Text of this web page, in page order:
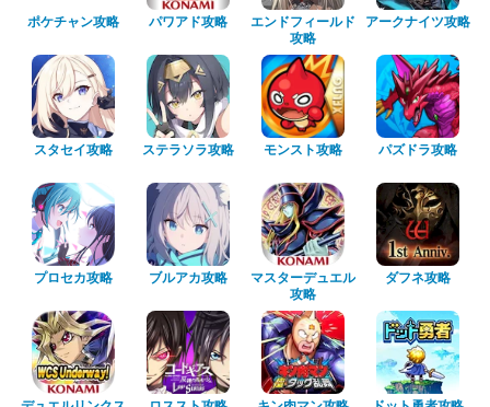
ポケチャン攻略 パワアド攻略
エンドフィールド
攻略
アークナイツ攻略
スタセイ攻略 ステラソラ攻略 モンスト攻略 パズドラ攻略
プロセカ攻略 ブルアカ攻略
マスターデュエル
攻略
ダフネ攻略